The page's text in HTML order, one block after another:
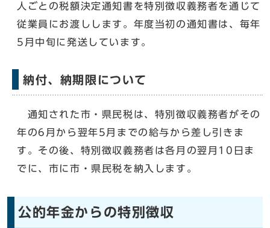
人ごとの税額決定通知書を特別徴収義務者を通じて
従業員にお渡しします。年度当初の通知書は、毎年
5月中旬に発送しています。
納付、納期限について
通知された市・県民税は、特別徴収義務者がその
年の6月から翌年5月までの給与から差し引きま
す。その後、特別徴収義務者は各月の翌月10日ま
でに、市に市・県民税を納入します。
公的年金からの特別徴収